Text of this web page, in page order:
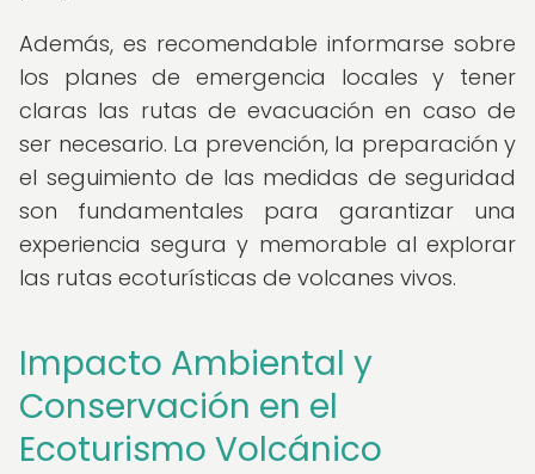
Además, es recomendable informarse sobre
los planes de emergencia locales y tener
claras las rutas de evacuación en caso de
ser necesario. La prevención, la preparación y
el seguimiento de las medidas de seguridad
son fundamentales para garantizar una
experiencia segura y memorable al explorar
las rutas ecoturísticas de volcanes vivos.
Impacto Ambiental y
Conservación en el
Ecoturismo Volcánico